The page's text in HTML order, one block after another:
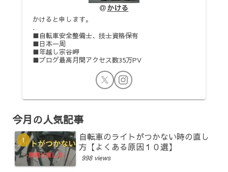
かける
かけると申します。
.
■自転車安全整備士、技士資格保有
■日本一周
■年越し宗谷岬
■ブログ最高月間アクセス数35万PV
今月の人気記事
自転車のライトがつかない時の直し
方【よくある原因１０選】
998 views